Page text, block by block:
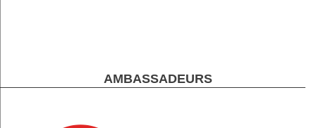
AMBASSADEURS